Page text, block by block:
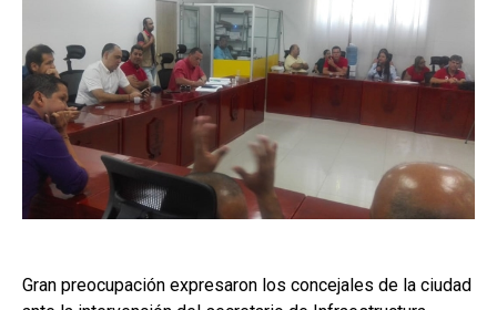
Gran preocupación expresaron los concejales de la ciudad